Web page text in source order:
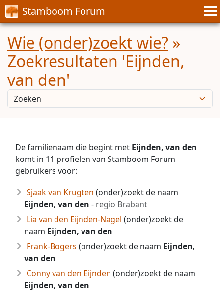
Stamboom Forum
Wie (onder)zoekt wie? »
Zoekresultaten 'Eijnden,
van den'
De familienaam die begint met Eijnden, van den
komt in 11 profielen van Stamboom Forum
gebruikers voor:
Sjaak van Krugten (onder)zoekt de naam
Eijnden, van den - regio Brabant
Lia van den Eijnden-Nagel (onder)zoekt de
naam Eijnden, van den
Frank-Bogers (onder)zoekt de naam Eijnden,
van den
Conny van den Eijnden (onder)zoekt de naam
Eijnden, van den